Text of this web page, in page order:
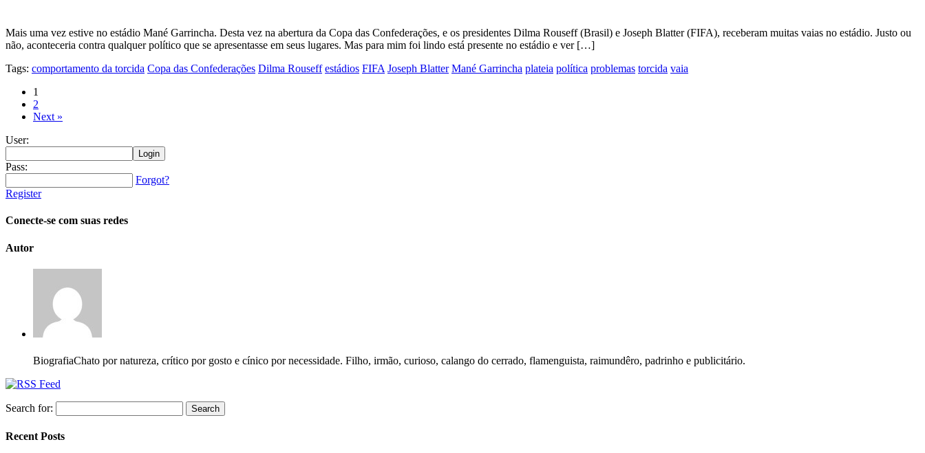
Mais uma vez estive no estádio Mané Garrincha. Desta vez na abertura da Copa das Confederações, e os presidentes Dilma Rouseff (Brasil) e Joseph Blatter (FIFA), receberam muitas vaias no estádio. Justo ou
não, aconteceria contra qualquer político que se apresentasse em seus lugares. Mas para mim foi lindo está presente no estádio e ver […]
Tags: comportamento da torcida Copa das Confederações Dilma Rouseff estádios FIFA Joseph Blatter Mané Garrincha plateia política problemas torcida vaia
1
2
Next »
User:
Pass:
Forgot?
Register
Conecte-se com suas redes
Autor
BiografiaChato por natureza, crítico por gosto e cínico por necessidade. Filho, irmão, curioso, calango do cerrado, flamenguista, raimundêro, padrinho e publicitário.
Search for:
Recent Posts